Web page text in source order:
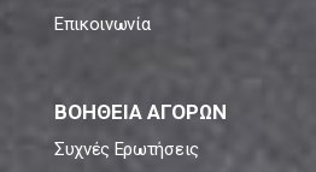
Επικοινωνία
ΒΟΗΘΕΙΑ ΑΓΟΡΩΝ
Συχνές Ερωτήσεις